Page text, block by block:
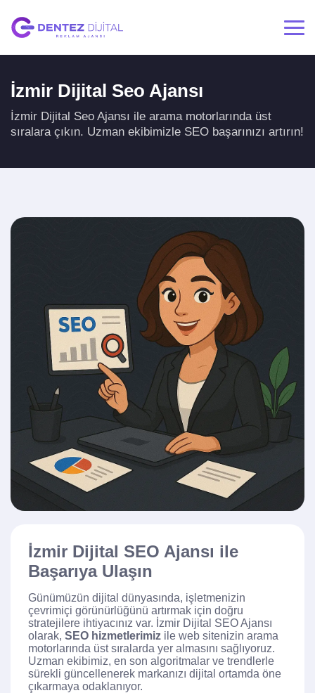
İzmir Dijital Seo Ajansı
İzmir Dijital Seo Ajansı ile arama motorlarında üst
sıralara çıkın. Uzman ekibimizle SEO başarınızı artırın!
İzmir Dijital SEO Ajansı ile
Başarıya Ulaşın
Günümüzün dijital dünyasında, işletmenizin
çevrimiçi görünürlüğünü artırmak için doğru
stratejilere ihtiyacınız var. İzmir Dijital SEO Ajansı
olarak, SEO hizmetlerimiz ile web sitenizin arama
motorlarında üst sıralarda yer almasını sağlıyoruz.
Uzman ekibimiz, en son algoritmalar ve trendlerle
sürekli güncellenerek markanızı dijital ortamda öne
çıkarmaya odaklanıyor.